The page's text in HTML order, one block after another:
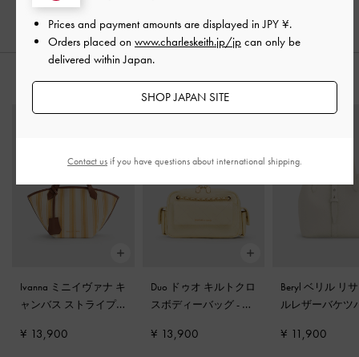
おすすめのアイテム
Ivanna ミニイヴァナ キ
ャンバス ストライプ
スコッチイエロー
¥ 13,900
Duo ドゥオ キルトクロ
スボディーバッグ- バ
¥ 13,900
Beryl ベリル リ
ルレザーバケツ
¥ 11,900
Prices and payment amounts are displayed inJPY ¥.
Orders placed on www.charleskeith.jp/jp can only be
delivered within Japan.
SHOP JAPAN SITE
Contact usif you have questions about international shipping.